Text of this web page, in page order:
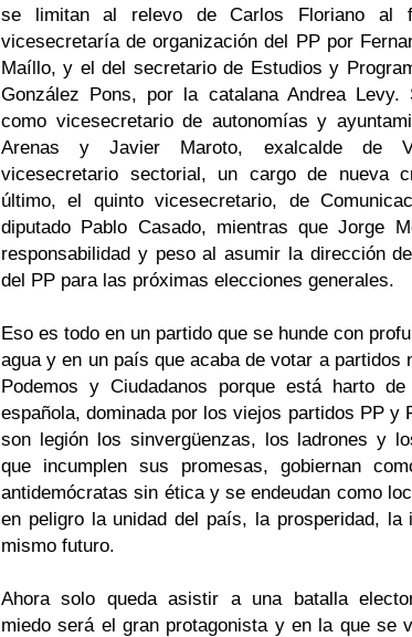
se limitan al relevo de Carlos Floriano al
vicesecretaría de organización del PP por
Maíllo, y el del secretario de Estudios y
González Pons, por la catalana Andrea Levy.
como vicesecretario de autonomías y
Arenas y Javier Maroto, exalcalde de
vicesecretario sectorial, un cargo de nueva
último, el quinto vicesecretario, de
diputado Pablo Casado, mientras que Jorge
responsabilidad y peso al asumir la dirección
del PP para las próximas elecciones generales.
Eso es todo en un partido que se hunde con
agua y en un país que acaba de votar a partidos
Podemos y Ciudadanos porque está harto
española, dominada por los viejos partidos PP y
son legión los sinvergüenzas, los ladrones y
que incumplen sus promesas, gobiernan
antidemócratas sin ética y se endeudan como
en peligro la unidad del país, la prosperidad, la
mismo futuro.
Ahora solo queda asistir a una batalla
miedo será el gran protagonista y en la que se